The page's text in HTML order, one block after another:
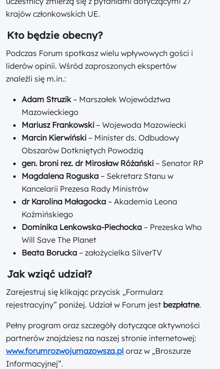
krajów członkowskich UE.
Kto będzie obecny?
Podczas Forum spotkasz wielu wpływowych gości i
liderów opinii. Wśród zaproszonych ekspertów
znaleźli się m.in.:
Adam Struzik – Marszałek Województwa
Mazowieckiego
Mariusz Frankowski – Wojewoda Mazowiecki
Marcin Kierwiński – Minister ds. Odbudowy
Obszarów Dotkniętych Powodzią
gen. broni rez. dr Mirosław Różański – Senator RP
Magdalena Roguska – Sekretarz Stanu w
Kancelarii Prezesa Rady Ministrów
dr Karolina Małagocka – Akademia Leona
Koźmińskiego
Dominika Lenkowska-Piechocka – Prezeska Who
Will Save The Planet
Beata Borucka – założycielka SilverTV
Jak wziąć udział?
Zarejestruj się klikając przycisk „Formularz
rejestracyjny” poniżej. Udział w Forum jest bezpłatne.
Pełny program oraz szczegóły dotyczące aktywności
partnerów znajdziesz na naszej stronie internetowej:
www.forumrozwojumazowsza.pl oraz w „Broszurze
Informacyjnej”.